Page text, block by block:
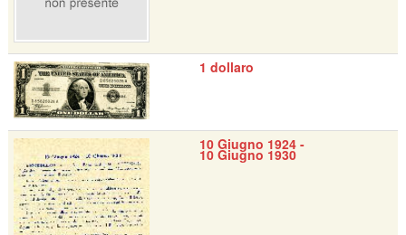
1 dollaro
10 Giugno 1924 -
10 Giugno 1930